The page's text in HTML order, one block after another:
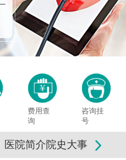
费用查
询
咨询挂
号
医院简介院史大事